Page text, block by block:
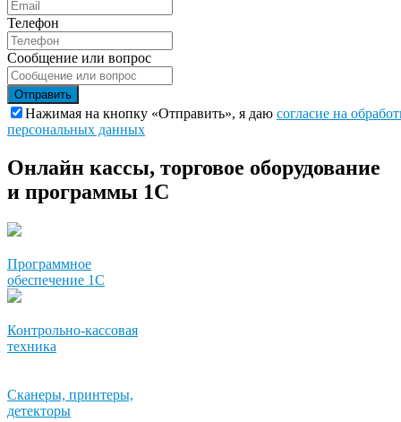
Телефон
Сообщение или вопрос
Отправить
Нажимая на кнопку «Отправить», я даю согласие на
персональных данных
Онлайн кассы, торговое оборудование
и программы 1С
Программное
обеспечение 1С
Контрольно-кассовая
техника
Сканеры, принтеры,
детекторы